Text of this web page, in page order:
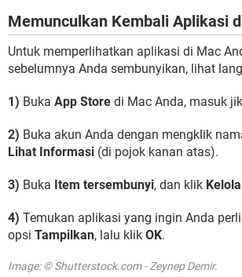
Memunculkan Kembali Aplikasi
Untuk memperlihatkan aplikasi di Mac
sebelumnya Anda sembunyikan, lihat
1) Buka App Store di Mac Anda, masuk
2) Buka akun Anda dengan mengklik
Lihat Informasi (di pojok kanan atas).
3) Buka Item tersembunyi, dan klik Kelola
4) Temukan aplikasi yang ingin Anda
opsi Tampilkan, lalu klik OK.
Image: © Shutterstock.com - Zeynep Demir.